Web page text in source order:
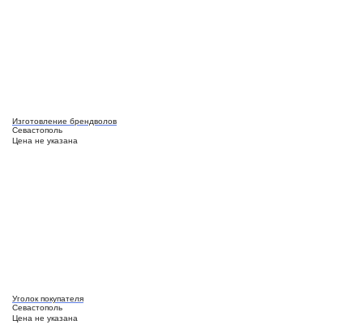
Изготовление брендволов
Севастополь
Цена не указана
Уголок покупателя
Севастополь
Цена не указана